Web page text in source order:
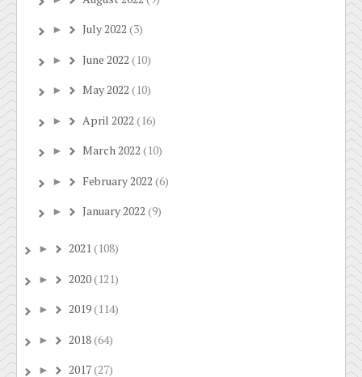
► July 2022 (3)
► June 2022 (10)
► May 2022 (10)
► April 2022 (16)
► March 2022 (10)
► February 2022 (6)
► January 2022 (9)
► 2021(108)
► 2020(121)
► 2019(114)
► 2018(64)
► 2017(27)